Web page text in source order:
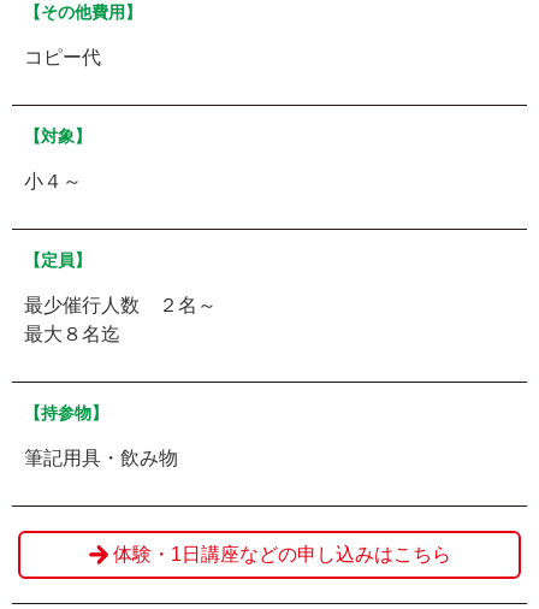
【その他費用】
コピー代
【対象】
小４～
【定員】
最少催行人数 ２名～
最大８名迄
【持参物】
筆記用具・飲み物
体験・1日講座などの申し込みはこちら